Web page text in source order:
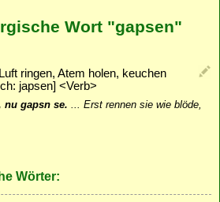
Wort "gapsen"
ringen, Atem holen, keuchen
japsen] <Verb>
nu gapsn se. ... Erst rennen sie wie blöde,
Wörter: